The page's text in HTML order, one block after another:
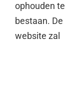
ophouden te
bestaan. De
website zal